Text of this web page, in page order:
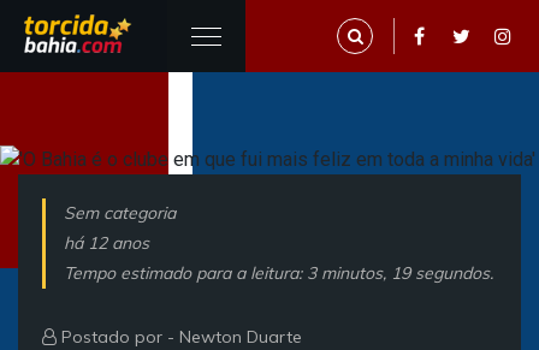
Sem categoria
há 12 anos
Tempo estimado para a leitura: 3 minutos, 19 segundos.
Postado por - Newton Duarte